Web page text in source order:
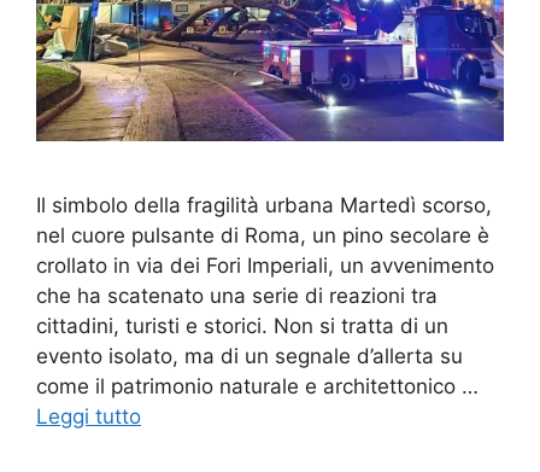
Il simbolo della fragilità urbana Martedì scorso,
nel cuore pulsante di Roma, un pino secolare è
crollato in via dei Fori Imperiali, un avvenimento
che ha scatenato una serie di reazioni tra
cittadini, turisti e storici. Non si tratta di un
evento isolato, ma di un segnale d’allerta su
come il patrimonio naturale e architettonico …
Leggi tutto